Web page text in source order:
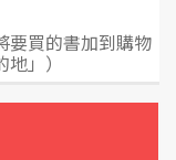
要買的書加到購物
」）